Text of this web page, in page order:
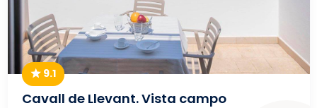
9.1
Cavall de Llevant. Vista campo